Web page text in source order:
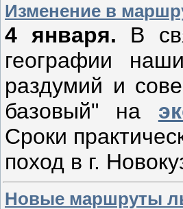
Изменение в
4 января. В
географии
раздумий и
базовый" на
Сроки
поход в г.
Новые маршруты